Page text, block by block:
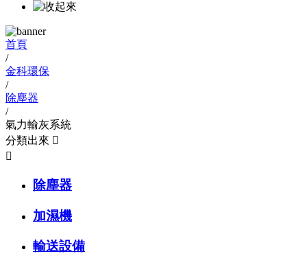
首頁
/
金科環保
/
除塵器
/
氣力輸灰系統
分類出來 

除塵器
加濕機
輸送設備